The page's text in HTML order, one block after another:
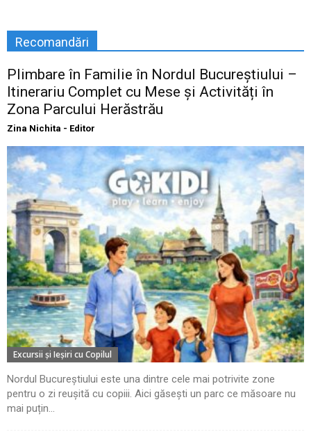
Recomandări
Plimbare în Familie în Nordul Bucureștiului –
Itinerariu Complet cu Mese și Activități în
Zona Parcului Herăstrău
Zina Nichita - Editor
Excursii şi Ieşiri cu Copilul
Nordul Bucureștiului este una dintre cele mai potrivite zone
pentru o zi reușită cu copiii. Aici găsești un parc ce măsoare nu
mai puțin...